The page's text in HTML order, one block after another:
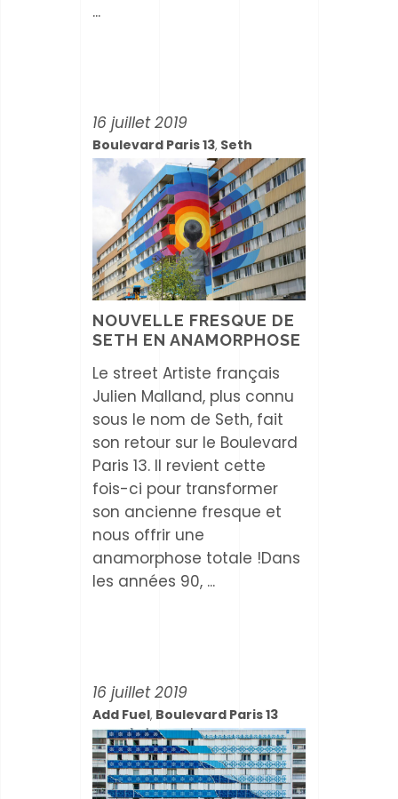
16 juillet 2019
Boulevard Paris 13, Seth
NOUVELLE FRESQUE DE
SETH EN ANAMORPHOSE
Le street Artiste français
Julien Malland, plus connu
sous le nom de Seth, fait
son retour sur le Boulevard
Paris 13. Il revient cette
fois-ci pour transformer
son ancienne fresque et
nous offrir une
anamorphose totale !Dans
les années 90,
16 juillet 2019
Add Fuel, Boulevard Paris 13